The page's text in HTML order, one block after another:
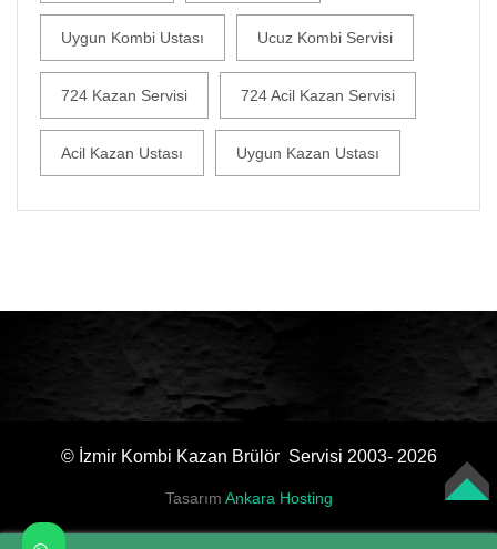
Uygun Kombi Ustası Ucuz Kombi Servisi
724 Kazan Servisi 724 Acil Kazan Servisi
Acil Kazan Ustası Uygun Kazan Ustası
© İzmir Kombi Kazan Brülör Servisi 2003- 2026
Tasarım Ankara Hosting TOP